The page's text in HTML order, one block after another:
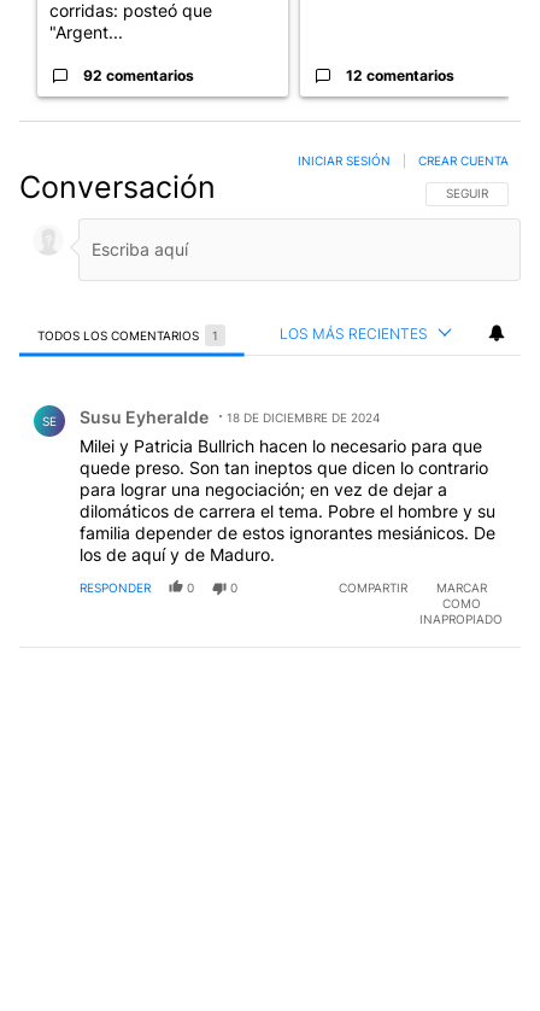
corridas: posteó que
"Argent...
92 comentarios 12 comentarios
Conversación SIGA ESTA
SEGUIR
INICIAR SESIÓN CREAR CUENTA
TODOS LOS COMENTARIOS 1 LOS MÁS RECIENTES
SE Susu Eyheralde 18 DE DICIEMBRE DE 2024
Milei y Patricia Bullrich hacen lo necesario para que
quede preso. Son tan ineptos que dicen lo contrario
para lograr una negociación; en vez de dejar a
dilomáticos de carrera el tema. Pobre el hombre y su
familia depender de estos ignorantes mesiánicos. De
los de aquí y de Maduro.
RESPONDER 0 0 COMPARTIR
MARCAR
COMO
INAPROPIADO